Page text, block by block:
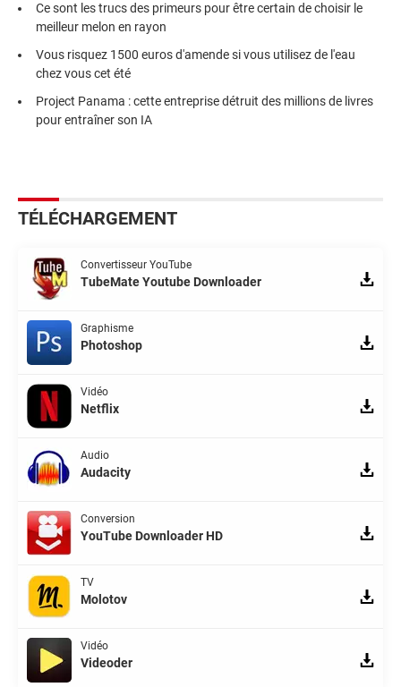
Ce sont les trucs des primeurs pour être certain de choisir le
meilleur melon en rayon
Vous risquez 1500 euros d'amende si vous utilisez de l'eau
chez vous cet été
Project Panama : cette entreprise détruit des millions de livres
pour entraîner son IA
TÉLÉCHARGEMENT
Convertisseur YouTube
TubeMate Youtube Downloader
Graphisme
Photoshop
Vidéo
Netflix
Audio
Audacity
Conversion
YouTube Downloader HD
TV
Molotov
Vidéo
Videoder